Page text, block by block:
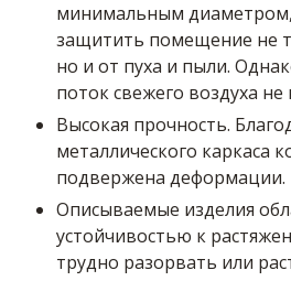
минимальным диаметром,
защитить помещение не
но и от пуха и пыли.
поток свежего воздуха
Высокая прочность.
металлического каркаса
подвержена деформации.
Описываемые изделия
устойчивостью к
трудно разорвать или